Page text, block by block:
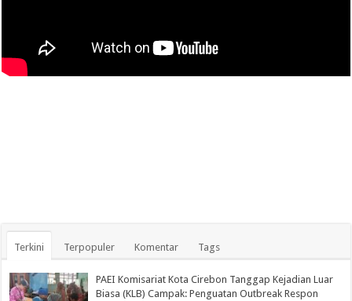
Terkini Terpopuler Komentar Tags
PAEI Komisariat Kota Cirebon Tanggap Kejadian Luar
Biasa (KLB) Campak: Penguatan Outbreak Respon